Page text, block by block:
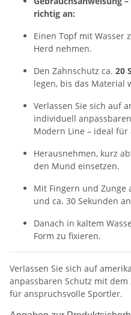
richtig an:
Einen Topf mit Wasser
Herd nehmen.
Den Zahnschutz ca. 20
legen, bis das Material
Verlassen Sie sich auf
individuell
Modern Line – ideal
Herausnehmen, kurz
den Mund einsetzen.
Mit Fingern und Zunge
und ca. 30 Sekunden
Danach in kaltem
Form zu fixieren.
Verlassen Sie sich auf
anpassbaren Schutz mit
für anspruchsvolle Sportler.